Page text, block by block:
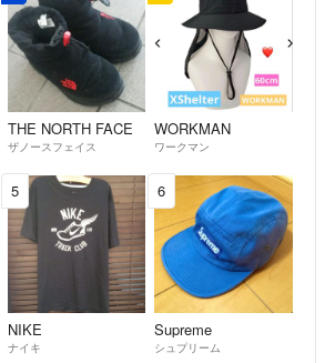
THE NORTH FACE
ザノースフェイス
WORKMAN
ワークマン
5
NIKE
ナイキ
6
Supreme
シュプリーム